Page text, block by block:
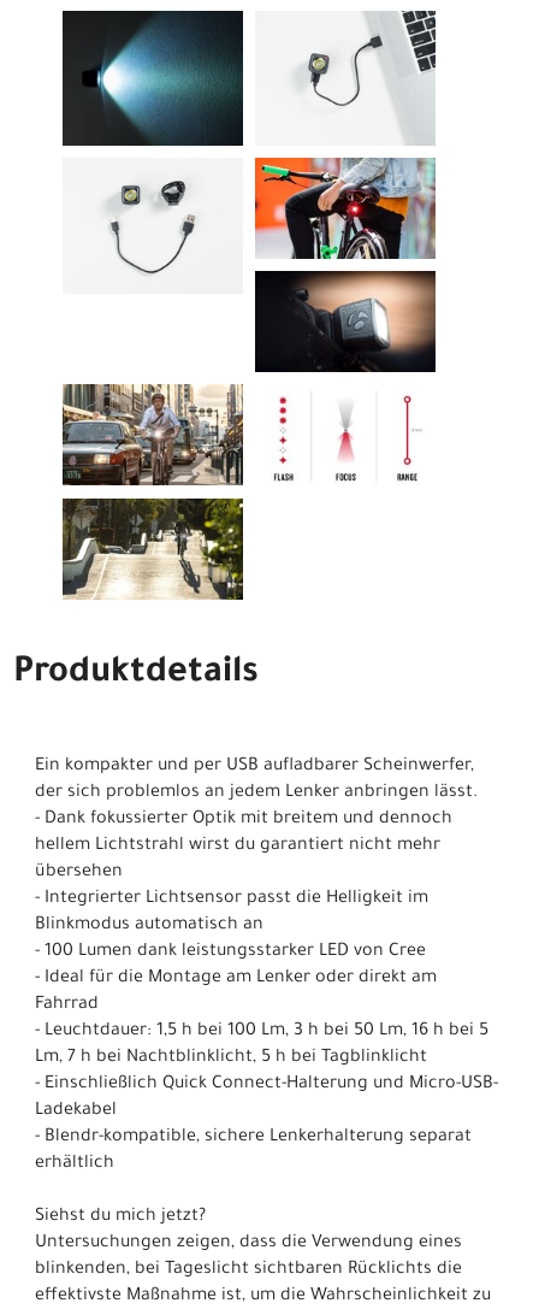
Produktdetails
Ein kompakter und per USB aufladbarer Scheinwerfer,
der sich problemlos an jedem Lenker anbringen lässt.
- Dank fokussierter Optik mit breitem und dennoch
hellem Lichtstrahl wirst du garantiert nicht mehr
übersehen
- Integrierter Lichtsensor passt die Helligkeit im
Blinkmodus automatisch an
- 100 Lumen dank leistungsstarker LED von Cree
- Ideal für die Montage am Lenker oder direkt am
Fahrrad
- Leuchtdauer: 1,5 h bei 100 Lm, 3 h bei 50 Lm, 16 h bei 5
Lm, 7 h bei Nachtblinklicht, 5 h bei Tagblinklicht
- Einschließlich Quick Connect-Halterung und Micro-USB-
Ladekabel
- Blendr-kompatible, sichere Lenkerhalterung separat
erhältlich
Siehst du mich jetzt?
Untersuchungen zeigen, dass die Verwendung eines
blinkenden, bei Tageslicht sichtbaren Rücklichts die
effektivste Maßnahme ist, um die Wahrscheinlichkeit zu